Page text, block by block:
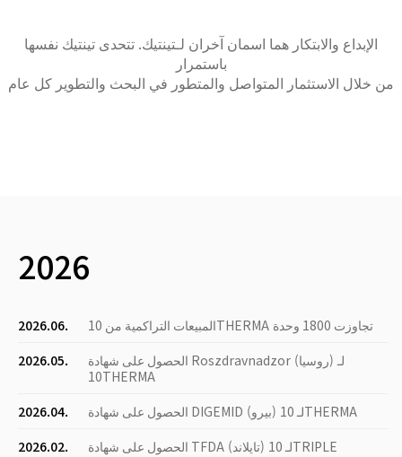
الإبداع والابتكار هما اسمان آخران لـتينتيك. تتحدى تينتيك نفسها
باستمرار
من خلال الاستثمار المتواصل والمتطور في البحث والتطوير كل عام
2026
2026.06.
المبيعات التراكمية من 10THERMA تجاوزت 1800 وحدة
2026.05.
الحصول على شهادة Roszdravnadzor (روسيا) لـ
10THERMA
2026.04.
الحصول على شهادة DIGEMID (بيرو) لـ 10THERMA
2026.02.
الحصول على شهادة TFDA (تايلاند) لـ 10TRIPLE